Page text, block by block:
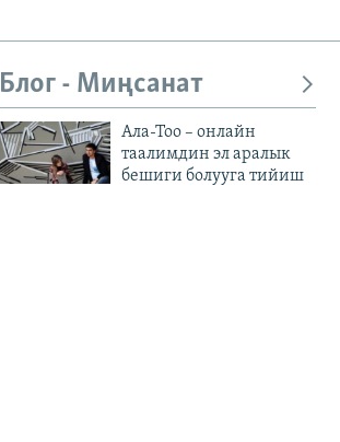
Блог - Миңсанат
Ала-Тоо – онлайн
таалимдин эл аралык
бешиги болууга тийиш